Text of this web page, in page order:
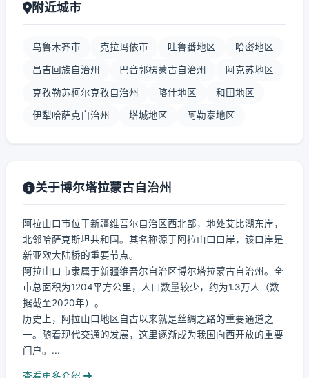
附近城市
乌鲁木齐市 克拉玛依市 吐鲁番地区 哈密地区
昌吉回族自治州 巴音郭楞蒙古自治州 阿克苏地区
克孜勒苏柯尔克孜自治州 喀什地区 和田地区
伊犁哈萨克自治州 塔城地区 阿勒泰地区
关于博尔塔拉蒙古自治州
阿拉山口市位于新疆维吾尔自治区西北部，地处艾比湖东岸，
北邻哈萨克斯坦共和国。其名称源于阿拉山口口岸，该口岸是
新亚欧大陆桥的重要节点。
阿拉山口市隶属于新疆维吾尔自治区博尔塔拉蒙古自治州。全
市总面积为1204平方公里，人口数量较少，约为1.3万人（数
据截至2020年）。
历史上，阿拉山口地区自古以来就是丝绸之路的重要通道之
一。随着现代交通的发展，这里逐渐成为我国向西开放的重要
门户。...